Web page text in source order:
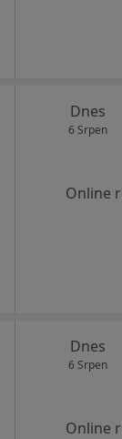
Dnes
6 Srpen
Online
Dnes
6 Srpen
Online